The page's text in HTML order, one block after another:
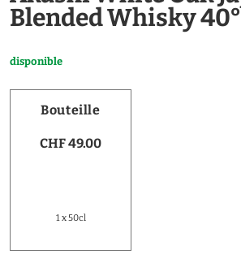
Blended Whisky
disponible
Bouteille
CHF 49.00
1 x 50cl